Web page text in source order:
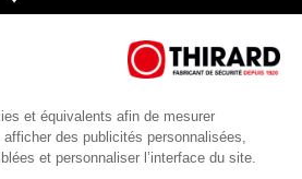
et équivalents afin de mesurer
afficher des publicités personnalisées,
et personnaliser l’interface du site.